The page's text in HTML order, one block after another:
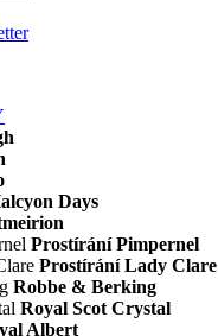
Days
Prostírání Pimpernel
Prostírání Lady Clare
Robbe & Berking
Royal Scot Crystal
Albert